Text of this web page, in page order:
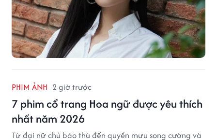
PHIM ẢNH 2 giờ trước
7 phim cổ trang Hoa ngữ được yêu thích
nhất năm 2026
Từ đại nữ chủ báo thù đến quyền mưu song cường và